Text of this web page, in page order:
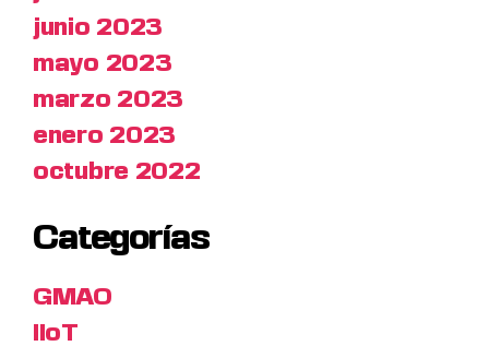
junio 2023
mayo 2023
marzo 2023
enero 2023
octubre 2022
Categorías
GMAO
IIoT